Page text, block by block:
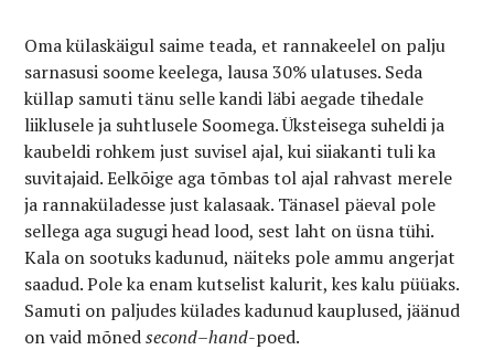
Oma külaskäigul saime teada, et rannakeelel on palju
sarnasusi soome keelega, lausa 30% ulatuses. Seda
küllap samuti tänu selle kandi läbi aegade tihedale
liiklusele ja suhtlusele Soomega. Üksteisega suheldi ja
kaubeldi rohkem just suvisel ajal, kui siiakanti tuli ka
suvitajaid. Eelkõige aga tõmbas tol ajal rahvast merele
ja rannaküladesse just kalasaak. Tänasel päeval pole
sellega aga sugugi head lood, sest laht on üsna tühi.
Kala on sootuks kadunud, näiteks pole ammu angerjat
saadud. Pole ka enam kutselist kalurit, kes kalu püüaks.
Samuti on paljudes külades kadunud kauplused, jäänud
on vaid mõnedsecond–hand-poed.